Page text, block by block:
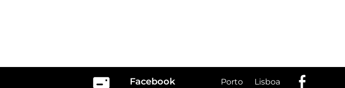
Facebook Porto Lisboa